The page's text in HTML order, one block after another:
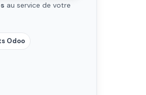
au service de votre
Odoo